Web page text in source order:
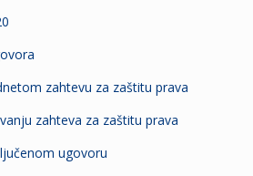
zahtevu za zaštitu prava
zahteva za zaštitu prava
ugovoru